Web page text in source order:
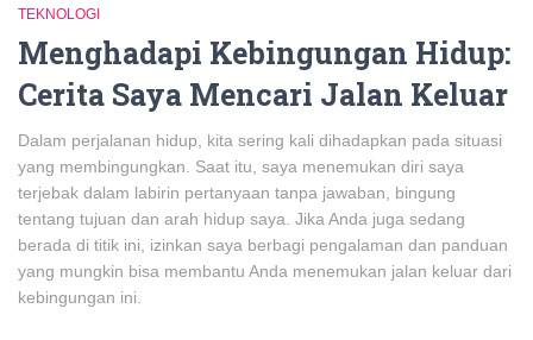
TEKNOLOGI
Menghadapi Kebingungan Hidup:
Cerita Saya Mencari Jalan Keluar
Dalam perjalanan hidup, kita sering kali dihadapkan pada situasi
yang membingungkan. Saat itu, saya menemukan diri saya
terjebak dalam labirin pertanyaan tanpa jawaban, bingung
tentang tujuan dan arah hidup saya. Jika Anda juga sedang
berada di titik ini, izinkan saya berbagi pengalaman dan panduan
yang mungkin bisa membantu Anda menemukan jalan keluar dari
kebingungan ini.